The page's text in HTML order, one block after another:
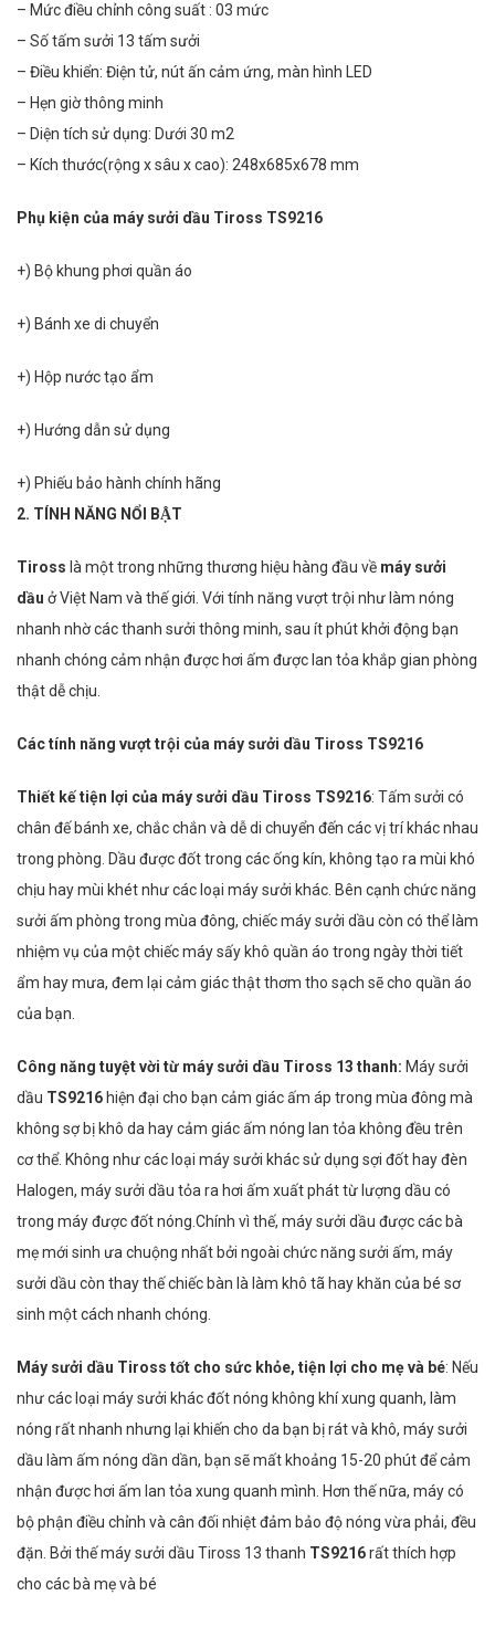
– Mức điều chỉnh công suất : 03 mức
– Số tấm sưởi 13 tấm sưởi
– Điều khiển: Điện tử, nút ấn cảm ứng, màn hình LED
– Hẹn giờ thông minh
– Diện tích sử dụng: Dưới 30 m2
– Kích thước(rộng x sâu x cao): 248x685x678 mm
Phụ kiện của máy sưởi dầu Tiross TS9216
+) Bộ khung phơi quần áo
+) Bánh xe di chuyển
+) Hộp nước tạo ẩm
+) Hướng dẫn sử dụng
+) Phiếu bảo hành chính hãng
2. TÍNH NĂNG NỔI BẬT
Tiross là một trong những thương hiệu hàng đầu về máy sưởi
dầu ở Việt Nam và thế giới. Với tính năng vượt trội như làm nóng
nhanh nhờ các thanh sưởi thông minh, sau ít phút khởi động bạn
nhanh chóng cảm nhận được hơi ấm được lan tỏa khắp gian phòng
thật dễ chịu.
Các tính năng vượt trội của máy sưởi dầu Tiross TS9216
Thiết kế tiện lợi của máy sưởi dầu Tiross TS9216: Tấm sưởi có
chân đế bánh xe, chắc chắn và dễ di chuyển đến các vị trí khác nhau
trong phòng. Dầu được đốt trong các ống kín, không tạo ra mùi khó
chịu hay mùi khét như các loại máy sưởi khác. Bên cạnh chức năng
sưởi ấm phòng trong mùa đông, chiếc máy sưởi dầu còn có thể làm
nhiệm vụ của một chiếc máy sấy khô quần áo trong ngày thời tiết
ẩm hay mưa, đem lại cảm giác thật thơm tho sạch sẽ cho quần áo
của bạn.
Công năng tuyệt vời từ máy sưởi dầu Tiross 13 thanh: Máy sưởi
dầu TS9216 hiện đại cho bạn cảm giác ấm áp trong mùa đông mà
không sợ bị khô da hay cảm giác ấm nóng lan tỏa không đều trên
cơ thể. Không như các loại máy sưởi khác sử dụng sợi đốt hay đèn
Halogen, máy sưởi dầu tỏa ra hơi ấm xuất phát từ lượng dầu có
trong máy được đốt nóng.Chính vì thế, máy sưởi dầu được các bà
mẹ mới sinh ưa chuộng nhất bởi ngoài chức năng sưởi ấm, máy
sưởi dầu còn thay thế chiếc bàn là làm khô tã hay khăn của bé sơ
sinh một cách nhanh chóng.
Máy sưởi dầu Tiross tốt cho sức khỏe, tiện lợi cho mẹ và bé: Nếu
như các loại máy sưởi khác đốt nóng không khí xung quanh, làm
nóng rất nhanh nhưng lại khiến cho da bạn bị rát và khô, máy sưởi
dầu làm ấm nóng dần dần, bạn sẽ mất khoảng 15-20 phút để cảm
nhận được hơi ấm lan tỏa xung quanh mình. Hơn thế nữa, máy có
bộ phận điều chỉnh và cân đối nhiệt đảm bảo độ nóng vừa phải, đều
đặn. Bởi thế máy sưởi dầu Tiross 13 thanh TS9216rất thích hợp
cho các bà mẹ và bé